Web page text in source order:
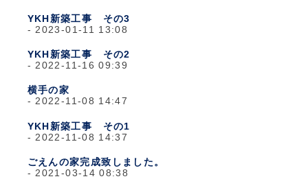
YKH新築工事 その3
2023-01-11 13:08
YKH新築工事 その2
2022-11-16 09:39
横手の家
2022-11-08 14:47
YKH新築工事 その1
2022-11-08 14:37
ごえんの家完成致しました。
2021-03-14 08:38